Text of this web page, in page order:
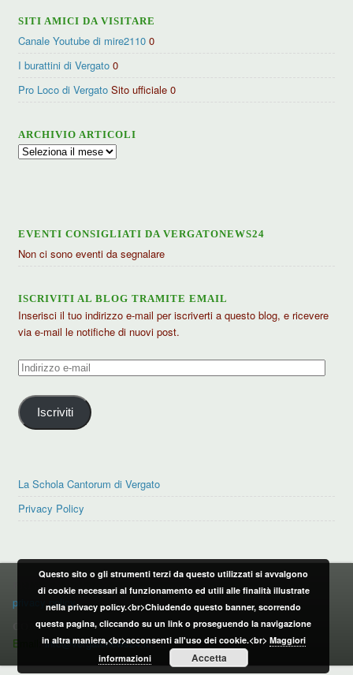
SITI AMICI DA VISITARE
Canale Youtube di mire2110 0
I burattini di Vergato 0
Pro Loco di Vergato Sito ufficiale 0
ARCHIVIO ARTICOLI
Archivio
EVENTI CONSIGLIATI DA VERGATONEWS24
Non ci sono eventi da segnalare
ISCRIVITI AL BLOG TRAMITE EMAIL
Inserisci il tuo indirizzo e-mail per iscriverti a questo blog, e ricevere
via e-mail le notifiche di nuovi post.
Indirizzo
mail
Iscriviti
La Schola Cantorum di Vergato
Privacy Policy
PRIVACY POLICY
privacy policy
CONTATTI:
Email:info@vergatonews24.it
Questo sito o gli strumenti terzi da questo utilizzati si avvalgono
di cookie necessari al funzionamento ed utili alle finalità illustrate
nella privacy policy.<br>Chiudendo questo banner, scorrendo
questa pagina, cliccando su un link o proseguendo la navigazione
in altra maniera,<br>acconsenti all'uso dei cookie.<br> Maggiori
informazioni
Accetta